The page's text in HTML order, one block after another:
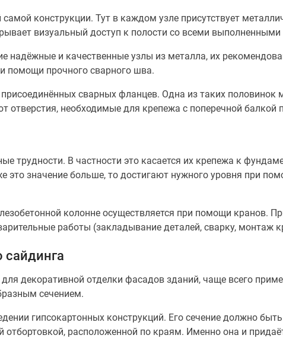
конструкции. Тут в каждом узле присутствует
визуальный доступ к полости со всеми
надёжные и качественные узлы из металла, их
помощи прочного сварного шва.
сварных фланцев. Одна из таких
отверстия, необходимые для крепежа с поперечной балкой
трудности. В частности это касается их крепежа к
значение больше, то достигают нужного уровня при
колонне осуществляется при помощи кранов.
работы (закладывание деталей, сварку, монтаж
сайдинга
декоративной отделки фасадов зданий, чаще всего
сечением.
гипсокартонных конструкций. Его сечение должно
расположенной по краям. Именно она и